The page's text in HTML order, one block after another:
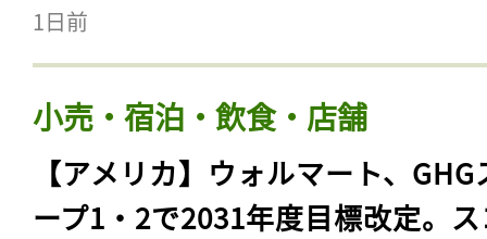
1日前
小売・宿泊・飲食・店舗
【アメリカ】ウォルマート、GHG
ープ1・2で2031年度目標改定。